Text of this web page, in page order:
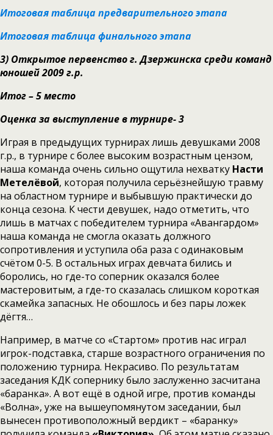
Итоговая таблица предварительного этапа
Итоговая таблица финального этапа
3) Открытое первенство г. Дзержинска среди команд
юношей 2009 г.р.
Итог – 5 место
Оценка за выступление в турнире- 3
Играя в предыдущих турнирах лишь девушками 2008
г.р., в турнире с более высоким возрастным цензом,
наша команда очень сильно ощутила нехватку Насти
Метелёвой, которая получила серьёзнейшую травму
на областном турнире и выбывшую практически до
конца сезона. К чести девушек, надо отметить, что
лишь в матчах с победителем турнира «Авангардом»
наша команда не смогла оказать должного
сопротивления и уступила оба раза с одинаковым
счётом 0-5. В остальных играх девчата бились и
боролись, но где-то соперник оказался более
мастеровитым, а где-то сказалась слишком короткая
скамейка запасных. Не обошлось и без пары ложек
дёгтя…
Например, в матче со «Стартом» против нас играл
игрок-подставка, старше возрастного ограничения по
положению турнира. Некрасиво. По результатам
заседания КДК сопернику было заслуженно засчитана
«баранка». А вот ещё в одной игре, против команды
«Волна», уже на вышеупомянутом заседании, был
вынесен противоположный вердикт – «баранку»